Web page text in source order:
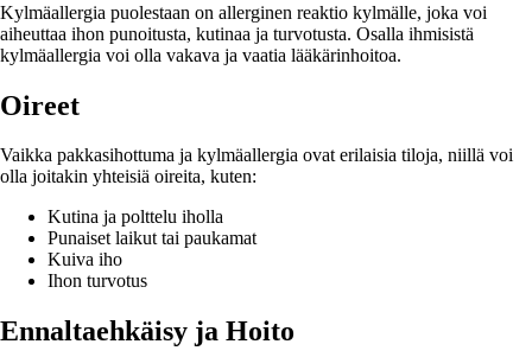
Kylmäallergia puolestaan on allerginen reaktio kylmälle, joka voi
aiheuttaa ihon punoitusta, kutinaa ja turvotusta. Osalla ihmisistä
kylmäallergia voi olla vakava ja vaatia lääkärinhoitoa.
Oireet
Vaikka pakkasihottuma ja kylmäallergia ovat erilaisia tiloja, niillä voi
olla joitakin yhteisiä oireita, kuten:
Kutina ja polttelu iholla
Punaiset laikut tai paukamat
Kuiva iho
Ihon turvotus
Ennaltaehkäisy ja Hoito